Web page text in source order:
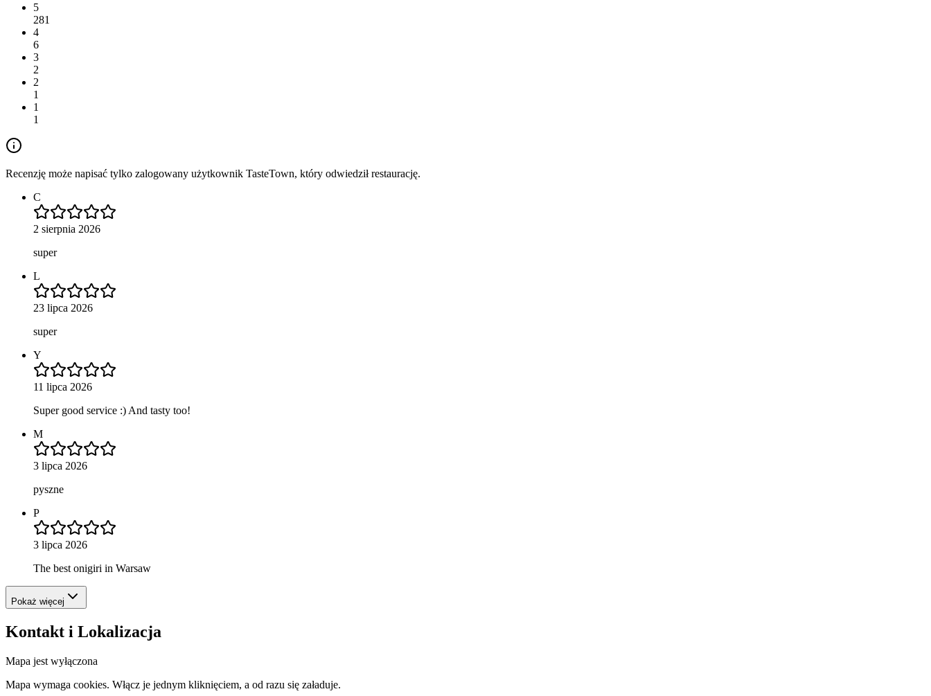
5
281
4
6
3
2
2
1
1
1
Recenzję może napisać tylko zalogowany użytkownik TasteTown, który odwiedził restaurację.
C
2 sierpnia 2026
super
L
23 lipca 2026
super
Y
11 lipca 2026
Super good service :) And tasty too!
M
3 lipca 2026
pyszne
P
3 lipca 2026
The best onigiri in Warsaw
Pokaż więcej
Kontakt i Lokalizacja
Mapa jest wyłączona
Mapa wymaga cookies. Włącz je jednym kliknięciem, a od razu się załaduje.